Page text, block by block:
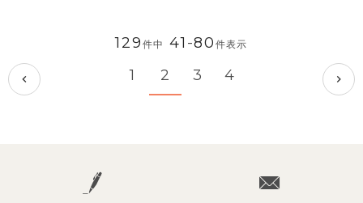
129 件中 41 -80件表示
1 2 3 4